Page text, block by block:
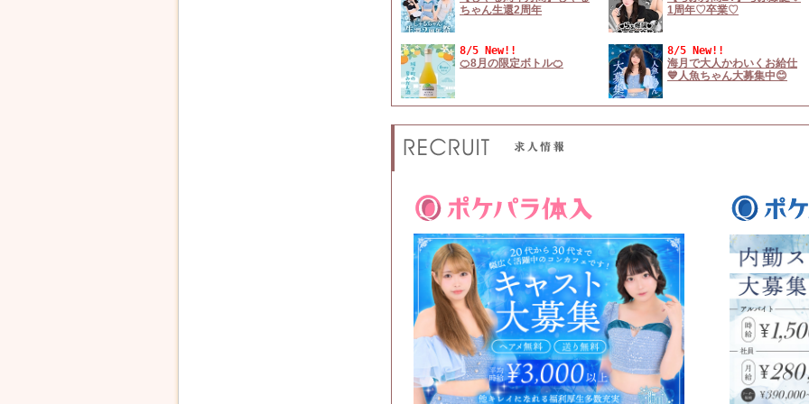
ちゃん生還2周年
1周年♡卒業♡
8/5 New!!
🍊8月の限定ボトル🍊
8/5 New!!
海月で大人かわいくお給仕
💙人魚ちゃん大募集中😊